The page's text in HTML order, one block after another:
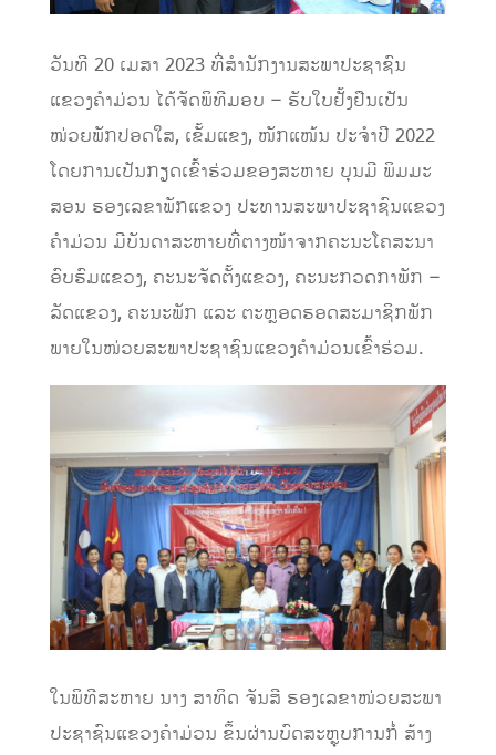
ວັນທີ 20 ເມສາ 2023 ທີ່ສຳນັກງານສະພາປະຊາຊົນ
ແຂວງຄໍາມ່ວນ ໄດ້ຈັດພິທີມອບ – ຮັບໃບຢັ້ງຢືນເປັນ
ໜ່ວຍພັກປອດໃສ, ເຂັ້ມແຂງ, ໜັກແໜ້ນ ປະຈຳປີ 2022
ໂດຍການເປັນກຽດເຂົ້າຮ່ວມຂອງສະຫາຍ ບຸນມີ ພິມມະ
ສອນ ຮອງເລຂາພັກແຂວງ ປະທານສະພາປະຊາຊົນແຂວງ
ຄໍາມ່ວນ ມີບັນດາສະຫາຍທີ່ຕາງໜ້າຈາກຄະນະໂຄສະນາ
ອົບຮົມແຂວງ, ຄະນະຈັດຕັ້ງແຂວງ, ຄະນະກວດກາພັກ –
ລັດແຂວງ, ຄະນະພັກ ແລະ ຕະຫຼອດຮອດສະມາຊິກພັກ
ພາຍໃນໜ່ວຍສະພາປະຊາຊົນແຂວງຄໍາມ່ວນເຂົ້າຮ່ວມ.
ໃນພິທີສະຫາຍ ນາງ ສາທິດ ຈັນສີ ຮອງເລຂາໜ່ວຍສະພາ
ປະຊາຊົນແຂວງຄໍາມ່ວນ ຂຶ້ນຜ່ານບົດສະຫຼຸບການກໍ່ ສ້າງ